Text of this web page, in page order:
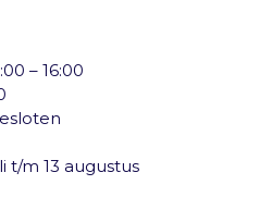
– 16:00
t/m 13 augustus